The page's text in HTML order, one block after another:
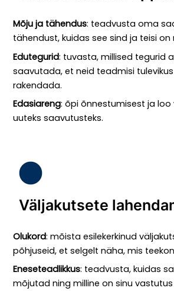
Mõju ja tähendus: teadvusta oma
tähendust, kuidas see sind ja teisi
Edutegurid: tuvasta, millised tegurid
saavutada, et neid teadmisi
rakendada.
Edasiareng: õpi õnnestumisest ja
uuteks saavutusteks.
Väljakutsete
Olukord: mõista esilekerkinud
põhjuseid, et selgelt näha, mis
Eneseteadlikkus: teadvusta, kuidas
mõjutad ning milline on sinu vastutus